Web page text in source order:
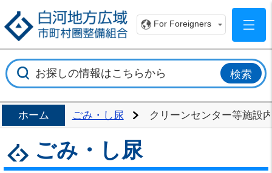
白
For Foreigners
ホーム ごみ・し尿 クリーンセンター等施設
ごみ・し尿